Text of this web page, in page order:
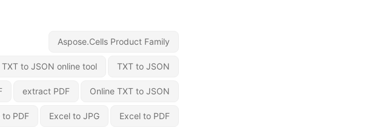
Aspose.Cells Product Family
TXT to JSON
TXT to JSON online tool
Online TXT to JSON
extract PDF
Excel to PDF
Excel to JPG
to PDF